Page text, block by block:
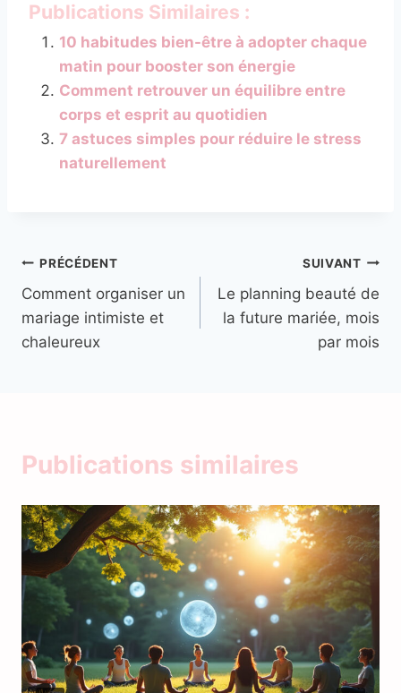
Publications Similaires :
10 habitudes bien-être à adopter chaque
matin pour booster son énergie
Comment retrouver un équilibre entre
corps et esprit au quotidien
7 astuces simples pour réduire le stress
naturellement
Navigation
de
l’article
PRÉCÉDENT
Comment organiser un
mariage intimiste et
chaleureux
SUIVANT
Le planning beauté de
la future mariée, mois
par mois
Publications similaires